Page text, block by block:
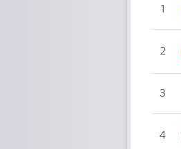
1
2
3
4